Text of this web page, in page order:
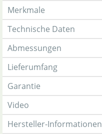
Merkmale
Technische Daten
Abmessungen
Lieferumfang
Garantie
Video
Hersteller-Informationen